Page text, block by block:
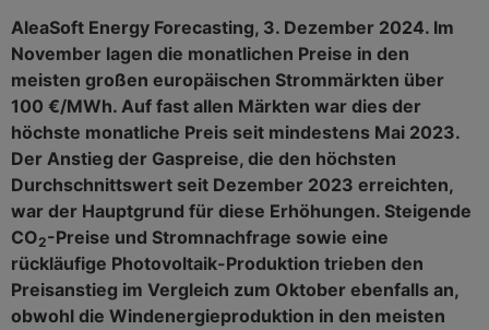
AleaSoft Energy Forecasting, 3. Dezember 2024. Im
November lagen die monatlichen Preise in den
meisten großen europäischen Strommärkten über
100 €/MWh. Auf fast allen Märkten war dies der
höchste monatliche Preis seit mindestens Mai 2023.
Der Anstieg der Gaspreise, die den höchsten
Durchschnittswert seit Dezember 2023 erreichten,
war der Hauptgrund für diese Erhöhungen. Steigende
CO2-Preise und Stromnachfrage sowie eine
rückläufige Photovoltaik-Produktion trieben den
Preisanstieg im Vergleich zum Oktober ebenfalls an,
obwohl die Windenergieproduktion in den meisten